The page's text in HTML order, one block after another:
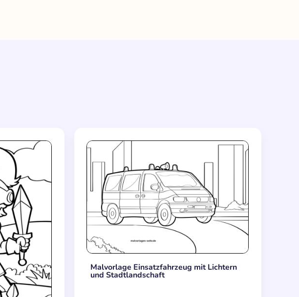
Malvorlage Einsatzfahrzeug mit Lichtern
und Stadtlandschaft